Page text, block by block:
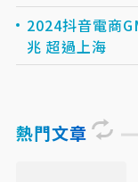
2024抖音電商
兆 超過上海
熱門文章